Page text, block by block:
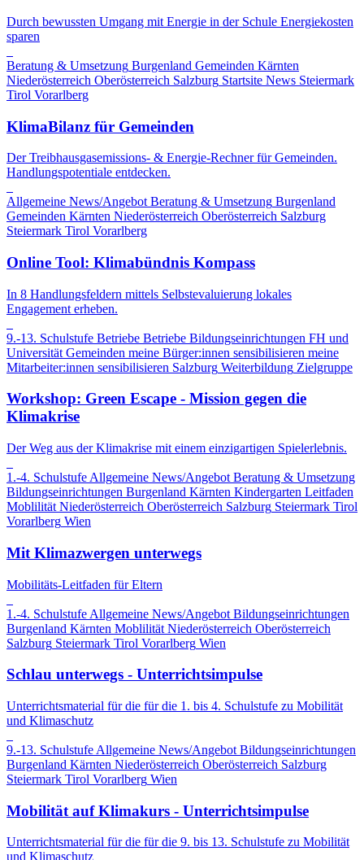
Durch bewussten Umgang mit Energie in der Schule Energiekosten
sparen
Beratung & Umsetzung Burgenland Gemeinden Kärnten
Niederösterreich Oberösterreich Salzburg Startsite News Steiermark
Tirol Vorarlberg
KlimaBilanz für Gemeinden
Der Treibhausgasemissions- & Energie-Rechner für Gemeinden.
Handlungspotentiale entdecken.
Allgemeine News/Angebot Beratung & Umsetzung Burgenland
Gemeinden Kärnten Niederösterreich Oberösterreich Salzburg
Steiermark Tirol Vorarlberg
Online Tool: Klimabündnis Kompass
In 8 Handlungsfeldern mittels Selbstevaluierung lokales
Engagement erheben.
9.-13. Schulstufe Betriebe Betriebe Bildungseinrichtungen FH und
Universität Gemeinden meine Bürger:innen sensibilisieren meine
Mitarbeiter:innen sensibilisieren Salzburg Weiterbildung Zielgruppe
Workshop: Green Escape - Mission gegen die
Klimakrise
Der Weg aus der Klimakrise mit einem einzigartigen Spielerlebnis.
1.-4. Schulstufe Allgemeine News/Angebot Beratung & Umsetzung
Bildungseinrichtungen Burgenland Kärnten Kindergarten Leitfaden
Moblilität Niederösterreich Oberösterreich Salzburg Steiermark Tirol
Vorarlberg Wien
Mit Klimazwergen unterwegs
Mobilitäts-Leitfaden für Eltern
1.-4. Schulstufe Allgemeine News/Angebot Bildungseinrichtungen
Burgenland Kärnten Moblilität Niederösterreich Oberösterreich
Salzburg Steiermark Tirol Vorarlberg Wien
Schlau unterwegs - Unterrichtsimpulse
Unterrichtsmaterial für die für die 1. bis 4. Schulstufe zu Mobilität
und Klimaschutz
9.-13. Schulstufe Allgemeine News/Angebot Bildungseinrichtungen
Burgenland Kärnten Niederösterreich Oberösterreich Salzburg
Steiermark Tirol Vorarlberg Wien
Mobilität auf Klimakurs - Unterrichtsimpulse
Unterrichtsmaterial für die für die 9. bis 13. Schulstufe zu Mobilität
und Klimaschutz